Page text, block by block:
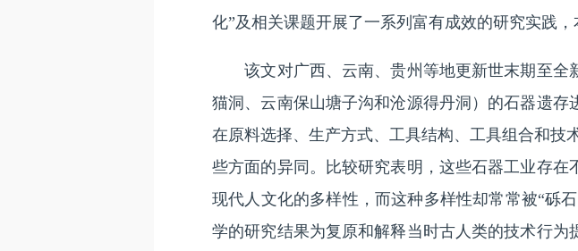
化”及相关课题开展了一系列富有成效的研究实践
该文对广西、云南、贵州等地更新世末期至全
猫洞、云南保山塘子沟和沧源得丹洞）的石器遗
在原料选择、生产方式、工具结构、工具组合和技
些方面的异同。比较研究表明，这些石器工业存
现代人文化的多样性，而这种多样性却常常被“砾
学的研究结果为复原和解释当时古人类的技术行